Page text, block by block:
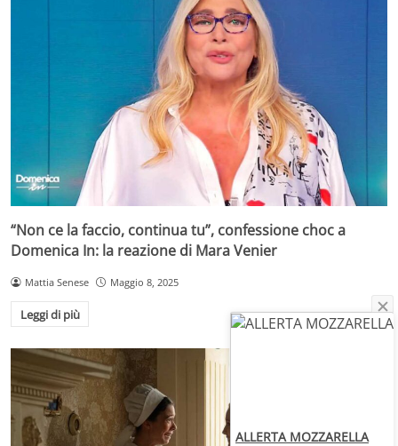
“Non ce la faccio, continua tu”, confessione choc a
Domenica In: la reazione di Mara Venier
Mattia Senese Maggio 8, 2025
Leggi di più
ALLERTA MOZZARELLA